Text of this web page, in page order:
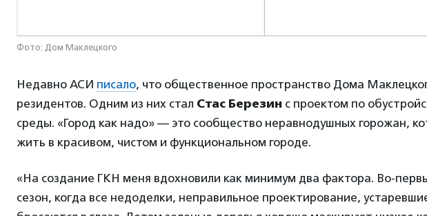
Фото: Дом Маклецкого
Недавно АСИ писало, что общественное пространство Дома
резидентов. Одним из них стал Стас Березин с проектом по
среды. «Город как надо» — это сообщество неравнодушных горожан,
жить в красивом, чистом и функциональном городе.
«На создание ГКН меня вдохновили как минимум два фактора. Во-
сезон, когда все недоделки, неправильное проектирование,